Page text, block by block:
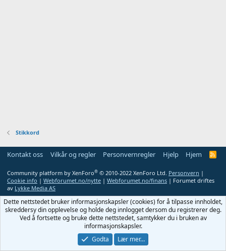
Stikkord
Kontakt oss Vilkår og regler Personvernregler Hjelp Hjem
R
Community platform by XenForo® © 2010-2022 XenForo Ltd. Personvern |
Cookie info | Webforumet.no/nytte | Webforumet.no/finans | Forumet driftes
av Lykke Media AS
Dette nettstedet bruker informasjonskapsler (cookies) for å tilpasse innholdet,
skreddersy din opplevelse og holde deg innlogget dersom du registrerer deg.
Ved å fortsette og bruke dette nettstedet, samtykker du i bruken av
informasjonskapsler.
Godta
Lær mer…